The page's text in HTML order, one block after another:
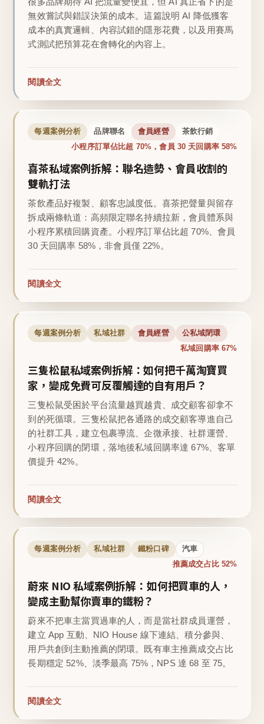
無效嘗試與錯誤決策的成本。這篇說明 AI 降低獲客
成本的真實邏輯、內容試錯的隱形花費，以及用賽馬
式測試把預算花在會轉化的內容上。
閱讀全文
每週案例分析 品牌聯名 會員經營 茶飲行銷
小程序訂單佔比超 70%，會員 30 天回購率 58%
喜茶私域案例拆解：聯名造勢、會員收割的
雙軌打法
茶飲產品好複製、顧客忠誠度低。喜茶把聲量與留存
拆成兩條軌道：高頻限定聯名持續拉新，會員體系與
小程序累積回購資產。小程序訂單佔比超 70%、會員
30 天回購率 58%，非會員僅 22%。
閱讀全文
每週案例分析 私域社群 會員經營 公私域閉環
私域回購率 67%
三隻松鼠私域案例拆解：如何把千萬淘寶買
家，變成免費可反覆觸達的自有用戶？
三隻松鼠受困於平台流量越買越貴、成交顧客卻拿不
到的死循環。三隻松鼠把各通路的成交顧客導進自己
的社群工具，建立包裹導流、企微承接、社群運營、
小程序回購的閉環，落地後私域回購率達 67%、客單
價提升 42%。
閱讀全文
每週案例分析 私域社群 鐵粉口碑 汽車
推薦成交占比 52%
蔚來 NIO 私域案例拆解：如何把買車的人，
變成主動幫你賣車的鐵粉？
蔚來不把車主當買過車的人，而是當社群成員運營，
建立 App 互動、NIO House 線下連結、積分參與、
用戶共創到主動推薦的閉環。既有車主推薦成交占比
長期穩定 52%、淡季最高 75%，NPS 達 68 至 75。
閱讀全文